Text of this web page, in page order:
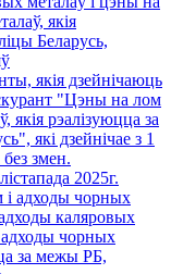
якія
Беларусь,
якія дзейнічаюць
"Цэны на лом
якія рэалізуюцца за
які дзейнічае з 1
змен.
2025г.
адходы чорных
каляровых
адходы чорных
за межы РБ,